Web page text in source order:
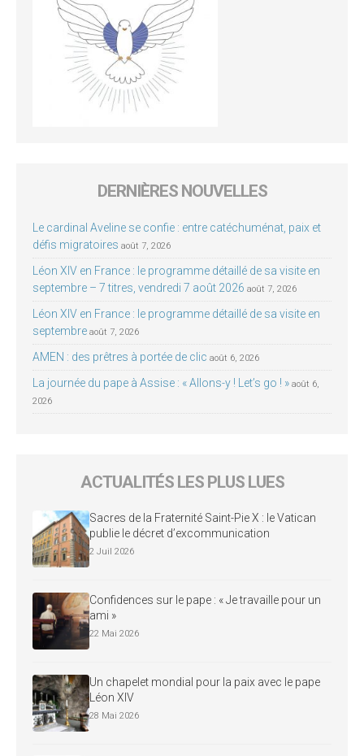
DERNIÈRES NOUVELLES
Le cardinal Aveline se confie : entre catéchuménat, paix et
défis migratoires août 7, 2026
Léon XIV en France : le programme détaillé de sa visite en
septembre – 7 titres, vendredi 7 août 2026 août 7, 2026
Léon XIV en France : le programme détaillé de sa visite en
septembre août 7, 2026
AMEN : des prêtres à portée de clic août 6, 2026
La journée du pape à Assise : « Allons-y ! Let’s go ! » août 6,
2026
ACTUALITÉS LES PLUS LUES
Sacres de la Fraternité Saint-Pie X : le Vatican
publie le décret d’excommunication
2 Juil 2026
Confidences sur le pape : « Je travaille pour un
ami »
22 Mai 2026
Un chapelet mondial pour la paix avec le pape
Léon XIV
28 Mai 2026